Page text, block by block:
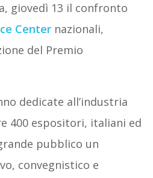
giovedì 13 il confronto
Centernazionali,
del Premio
dedicate all’industria
400 espositori, italiani ed
pubblico un
convegnistico e